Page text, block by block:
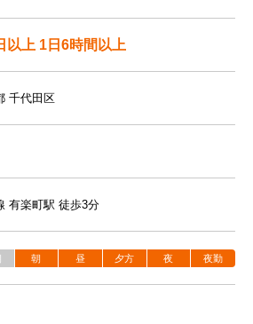
以上 1日6時間以上
千代田区
有楽町駅 徒歩3分
朝 昼 夕方 夜 夜勤